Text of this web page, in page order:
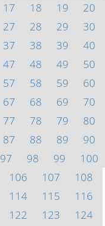
17 18 19
20
27 28 29
30
37 38 39
40
47 48 49
50
57 58 59
60
67 68 69
70
77 78 79
80
87 88 89
90
97 98 99
100
106 107
108
114 115
116
122 123
124